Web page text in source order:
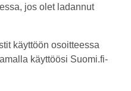
jos olet ladannut
käyttöön osoitteessa
käyttöösi Suomi.fi-